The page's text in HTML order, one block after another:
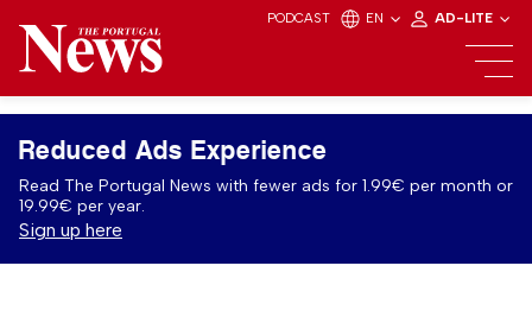
PODCAST EN AD-LITE
Reduced Ads Experience
Read The Portugal News with fewer ads for 1.99€ per month or
19.99€ per year.
Sign up here